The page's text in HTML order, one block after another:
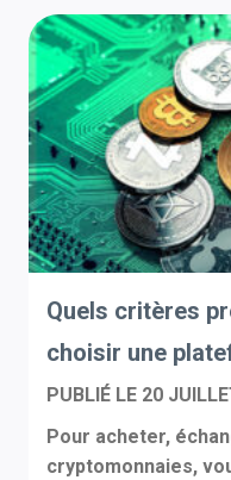
Quels critères
choisir une
PUBLIÉ LE 20
Pour acheter,
cryptomonnaies,